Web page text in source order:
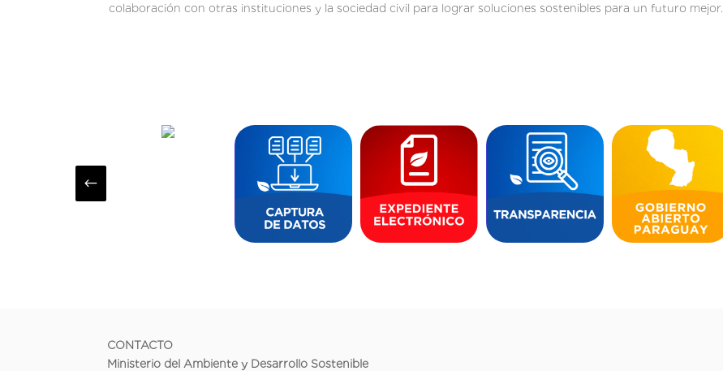
colaboración con otras instituciones y la sociedad civil para lograr soluciones sostenibles para un futuro mejor.
#
CONTACTO
Ministerio del Ambiente y Desarrollo Sostenible